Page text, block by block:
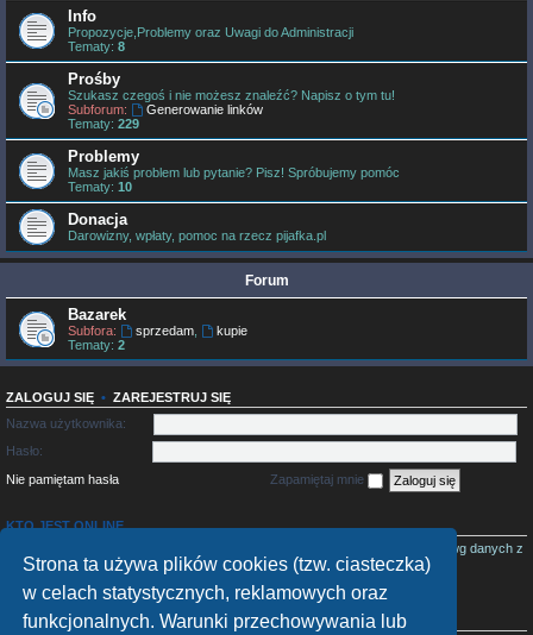
Strona ta używa plików cookies (tzw. ciasteczka)
w celach statystycznych, reklamowych oraz
funkcjonalnych. Warunki przechowywania lub
Info
Propozycje,Problemy oraz Uwagi do Administracji
Tematy: 8
Prośby
Szukasz czegoś i nie możesz znaleźć? Napisz o tym tu!
Subforum:
Generowanie linków
Tematy: 229
Problemy
Masz jakiś problem lub pytanie? Pisz! Spróbujemy pomóc
Tematy: 10
Donacja
Darowizny, wpłaty, pomoc na rzecz pijafka.pl
Forum
Bazarek
Subfora: sprzedam,
kupie
Tematy: 2
ZALOGUJ SIĘ • ZAREJESTRUJ SIĘ
Nazwa użytkownika:
Hasło:
Nie pamiętam hasła
Zapamiętaj mnie
KTO JEST ONLINE
użytkowników online :: 2 zarejestrowanych, 0 ukrytych i 413 gości (wg danych z
ostatnich 5 minut)
STATYSTYKI